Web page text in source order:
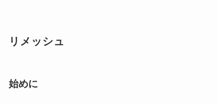
リメッシュ
始めに